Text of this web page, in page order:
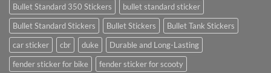
Bullet Standard 350 Stickers
bullet standard sticker
Bullet Standard Stickers
Bullet Stickers
Bullet Tank Stickers
car sticker
cbr duke
Durable and Long-Lasting
fender sticker for bike
fender sticker for scooty